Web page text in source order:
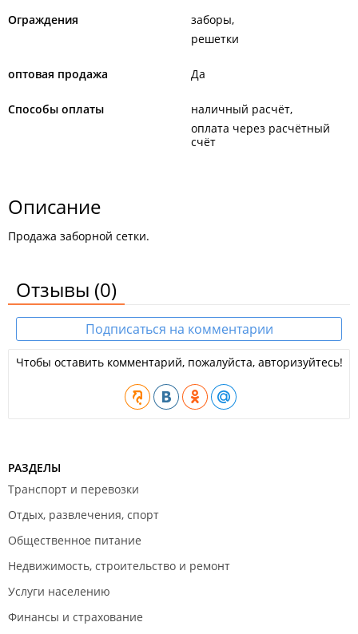
Ограждения
заборы
решетки
оптовая продажа Да
Способы оплаты
наличный расчёт
оплата через расчётный
счёт
Описание
Продажа заборной сетки.
Отзывы (0)
Подписаться на комментарии
Чтобы оставить комментарий, пожалуйста, авторизуйтесь!
РАЗДЕЛЫ
Транспорт и перевозки
Отдых, развлечения, спорт
Общественное питание
Недвижимость, строительство и ремонт
Услуги населению
Финансы и страхование